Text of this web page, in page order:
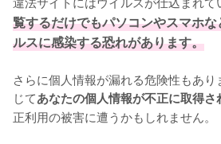
覧するだけでもパソコンやスマホ
ルスに感染する恐れがあります。
さらに個人情報が漏れる危険性もあ
じてあなたの個人情報が不正に取得さ
正利用の被害に遭うかもしれません。